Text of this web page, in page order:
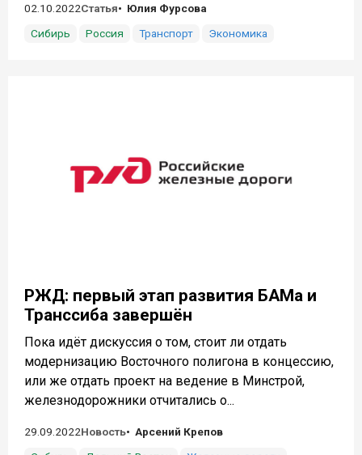
02.10.2022Статья
Юлия Фурсова
Сибирь
Россия Транспорт Экономика
РЖД: первый этап развития БАМа и
Транссиба завершён
Пока идёт дискуссия о том, стоит ли отдать
модернизацию Восточного полигона в концессию,
или же отдать проект на ведение в Минстрой,
железнодорожники отчитались о...
29.09.2022Новость
Арсений Крепов